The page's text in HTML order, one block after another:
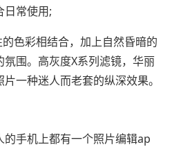
日常使用;
色彩相结合，加上自然昏暗的
围。高灰度X系列滤镜，华丽
一种迷人而老套的纵深效果。
手机上都有一个照片编辑ap